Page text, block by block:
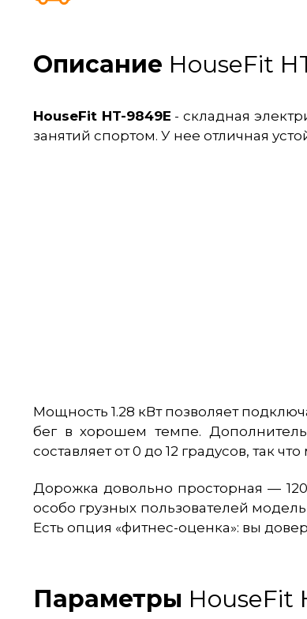
Описание HouseFit
HouseFit HT-9849E - складная
занятий спортом. У нее отличная
Мощность 1.28 кВт позволяет
бег в хорошем темпе.
составляет от 0 до 12 градусов, так
Дорожка довольно просторная —
особо грузных пользователей
Есть опция «фитнес-оценка»: вы
Параметры HouseFit